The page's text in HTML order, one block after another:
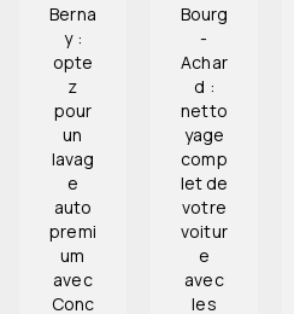
Berna
y :
opte
z
pour
un
lavag
e
auto
premi
um
avec
Conc
Bourg
-
Achar
d :
netto
yage
comp
let de
votre
voitur
e
avec
les